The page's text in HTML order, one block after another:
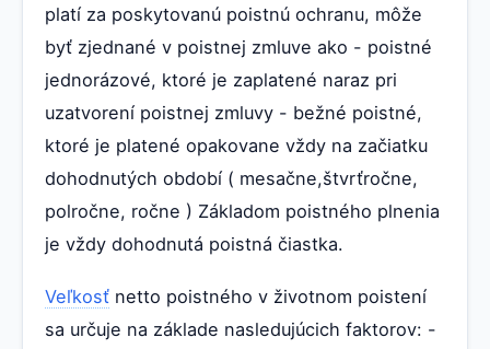
platí za poskytovanú poistnú ochranu, môže
byť zjednané v poistnej zmluve ako - poistné
jednorázové, ktoré je zaplatené naraz pri
uzatvorení poistnej zmluvy - bežné poistné,
ktoré je platené opakovane vždy na začiatku
dohodnutých období ( mesačne,štvrťročne,
polročne, ročne ) Základom poistného plnenia
je vždy dohodnutá poistná čiastka.
Veľkosť netto poistného v životnom poistení
sa určuje na základe nasledujúcich faktorov: -